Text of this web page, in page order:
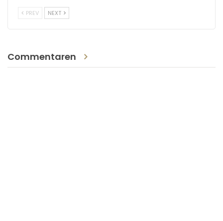
PREV NEXT
Commentaren